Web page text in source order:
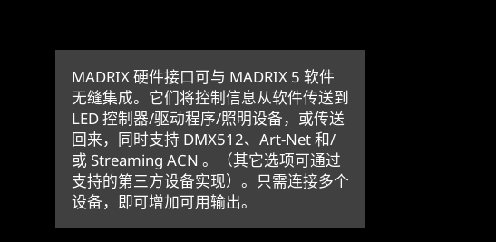
MADRIX 硬件接口可与 MADRIX 5 软件
无缝集成。它们将控制信息从软件传送到
LED 控制器/驱动程序/照明设备，或传送
回来，同时支持 DMX512、Art-Net 和/
或 Streaming ACN 。（其它选项可通过
支持的第三方设备实现）。只需连接多个
设备，即可增加可用输出。